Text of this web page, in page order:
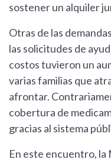
sostener un alquiler
Otras de las
las solicitudes de
costos tuvieron un
varias familias que
afrontar.
cobertura de
gracias al sistema
En este encuentro, la